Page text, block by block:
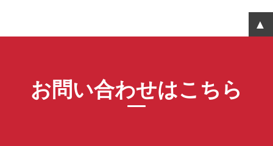
お問い合わせはこちら